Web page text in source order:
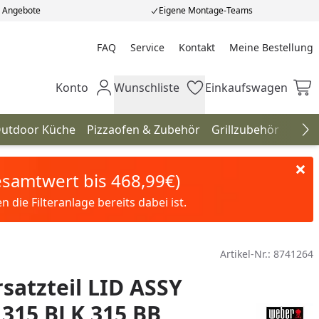
Eigene Montage-Teams
FAQ Service Kontakt Meine Bestellung
Meine Bestellung
Mein Konto
Konto Wunschliste
Wunschliste Einkaufswagen
Einkaufswagen
Küche Pizzaofen & Zubehör Grillzubehör
bis 468,99€)
die Filteranlage bereits dabei ist.
Artikel-Nr.: 8741264
LID ASSY